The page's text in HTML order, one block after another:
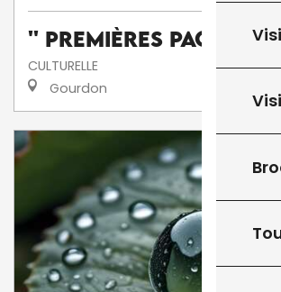
'' Premières Pages ''
CULTURELLE
Gourdon